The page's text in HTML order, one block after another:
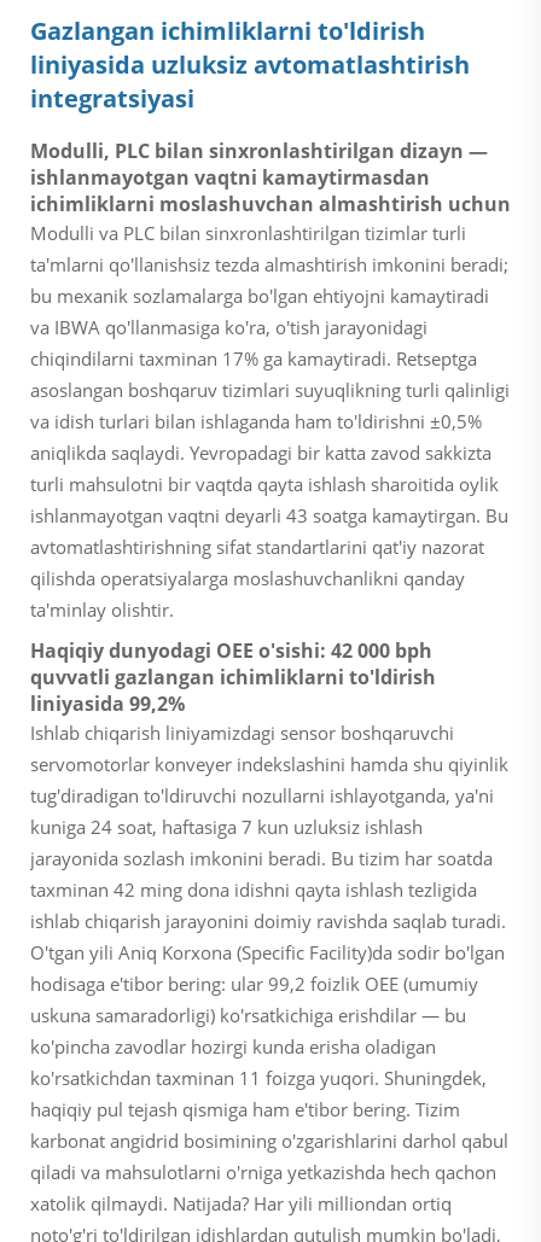
Gazlangan ichimliklarni to'ldirish
liniyasida uzluksiz avtomatlashtirish
integratsiyasi
Modulli, PLC bilan sinxronlashtirilgan dizayn —
ishlanmayotgan vaqtni kamaytirmasdan
ichimliklarni moslashuvchan almashtirish uchun
Modulli va PLC bilan sinxronlashtirilgan tizimlar turli
ta'mlarni qo'llanishsiz tezda almashtirish imkonini beradi;
bu mexanik sozlamalarga bo'lgan ehtiyojni kamaytiradi
va IBWA qo'llanmasiga ko'ra, o'tish jarayonidagi
chiqindilarni taxminan 17% ga kamaytiradi. Retseptga
asoslangan boshqaruv tizimlari suyuqlikning turli qalinligi
va idish turlari bilan ishlaganda ham to'ldirishni ±0,5%
aniqlikda saqlaydi. Yevropadagi bir katta zavod sakkizta
turli mahsulotni bir vaqtda qayta ishlash sharoitida oylik
ishlanmayotgan vaqtni deyarli 43 soatga kamaytirgan. Bu
avtomatlashtirishning sifat standartlarini qat'iy nazorat
qilishda operatsiyalarga moslashuvchanlikni qanday
ta'minlay olishtir.
Haqiqiy dunyodagi OEE o'sishi: 42 000 bph
quvvatli gazlangan ichimliklarni to'ldirish
liniyasida 99,2%
Ishlab chiqarish liniyamizdagi sensor boshqaruvchi
servomotorlar konveyer indekslashini hamda shu qiyinlik
tug'diradigan to'ldiruvchi nozullarni ishlayotganda, ya'ni
kuniga 24 soat, haftasiga 7 kun uzluksiz ishlash
jarayonida sozlash imkonini beradi. Bu tizim har soatda
taxminan 42 ming dona idishni qayta ishlash tezligida
ishlab chiqarish jarayonini doimiy ravishda saqlab turadi.
O'tgan yili Aniq Korxona (Specific Facility)da sodir bo'lgan
hodisaga e'tibor bering: ular 99,2 foizlik OEE (umumiy
uskuna samaradorligi) ko'rsatkichiga erishdilar — bu
ko'pincha zavodlar hozirgi kunda erisha oladigan
ko'rsatkichdan taxminan 11 foizga yuqori. Shuningdek,
haqiqiy pul tejash qismiga ham e'tibor bering. Tizim
karbonat angidrid bosimining o'zgarishlarini darhol qabul
qiladi va mahsulotlarni o'rniga yetkazishda hech qachon
xatolik qilmaydi. Natijada? Har yili milliondan ortiq
noto'g'ri to'ldirilgan idishlardan qutulish mumkin bo'ladi,